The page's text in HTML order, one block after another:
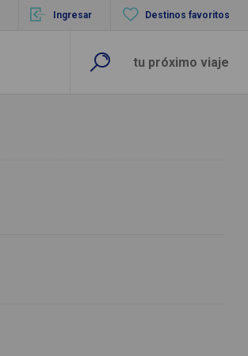
Ingresar Destinos favoritos